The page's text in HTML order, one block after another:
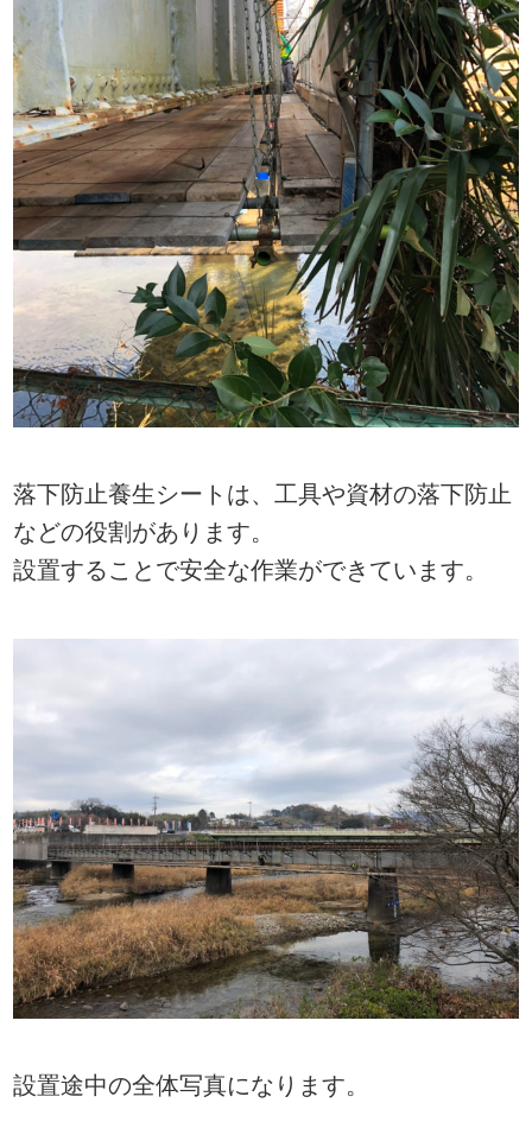
落下防止養生シートは、工具や資材の落下防止
などの役割があります。
設置することで安全な作業ができています。
設置途中の全体写真になります。